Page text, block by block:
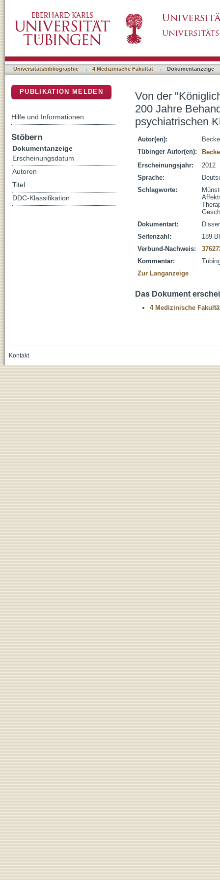
affektiven Störungen in einer
Universitätsbibliographie → 4 Medizinische Fakultät → Dokumentanzeige
Von der
200 Jahre
psychiatrischen
Autor(en):
Tübinger Autor(en):
Erscheinungsjahr:
2012
Sprache:
Schlagworte:
Dokumentart:
Seitenzahl:
189
Verbund-Nachweis:
Kommentar:
Zur Langanzeige
Das Dokument
4 Medizinische
PUBLIKATION MELDEN
Hilfe und Informationen
Stöbern
Dokumentanzeige
Erscheinungsdatum
Autoren
Titel
DDC-Klassifikation
Kontakt